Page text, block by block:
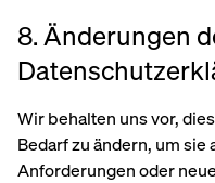
8. Änderungen
Wir behalten uns vor,
Bedarf zu ändern, um
Anforderungen oder